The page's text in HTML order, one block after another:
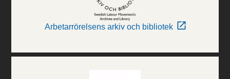
Arbetarrörelsens arkiv och bibliotek